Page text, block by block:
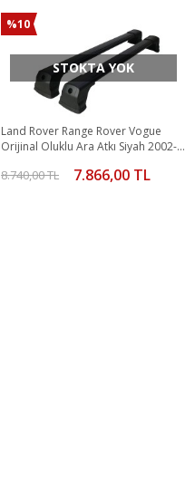
%10
STOKTA YOK
Land Rover Range Rover Vogue
Orijinal Oluklu Ara Atkı Siyah 2002-
8.740,00 TL 7.866,00 TL